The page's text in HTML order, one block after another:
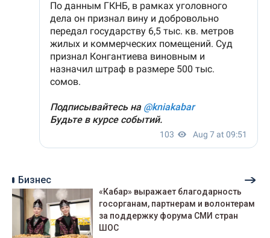
Бизнес
«Кабар» выражает благодарность
госорганам, партнерам и волонтерам
за поддержку форума СМИ стран
ШОС